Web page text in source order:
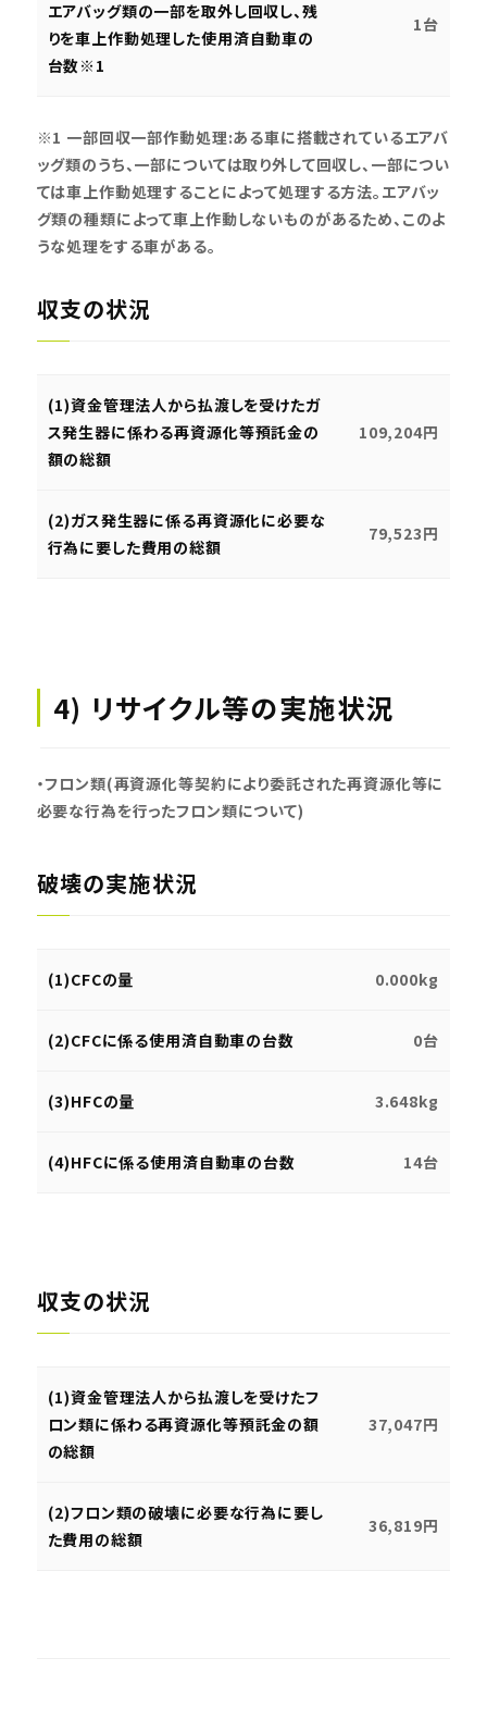
エアバッグ類の一部を取外し回収し、残
りを車上作動処理した使用済自動車の
台数※1
1台
※1 一部回収一部作動処理:ある車に搭載されているエアバ
ッグ類のうち、一部については取り外して回収し、一部につい
ては車上作動処理することによって処理する方法。エアバッ
グ類の種類によって車上作動しないものがあるため、このよ
うな処理をする車がある。
収支の状況
(1)資金管理法人から払渡しを受けたガ
ス発生器に係わる再資源化等預託金の
額の総額
109,204円
(2)ガス発生器に係る再資源化に必要な
行為に要した費用の総額
79,523円
4) リサイクル等の実施状況
・フロン類(再資源化等契約により委託された再資源化等に
必要な行為を行ったフロン類について)
破壊の実施状況
(1)CFCの量 0.000kg
(2)CFCに係る使用済自動車の台数 0台
(3)HFCの量 3.648kg
(4)HFCに係る使用済自動車の台数 14台
収支の状況
(1)資金管理法人から払渡しを受けたフ
ロン類に係わる再資源化等預託金の額
の総額
37,047円
(2)フロン類の破壊に必要な行為に要し
た費用の総額
36,819円